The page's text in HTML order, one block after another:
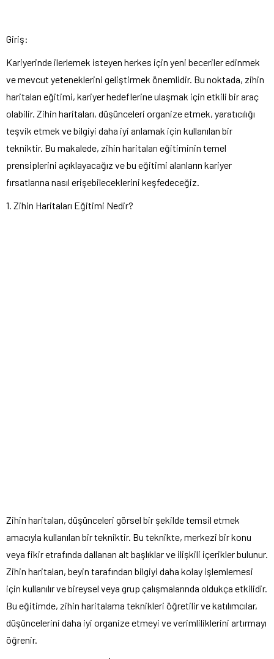
Giriş:
Kariyerinde ilerlemek isteyen herkes için yeni beceriler edinmek
ve mevcut yeteneklerini geliştirmek önemlidir. Bu noktada, zihin
haritaları eğitimi, kariyer hedeflerine ulaşmak için etkili bir araç
olabilir. Zihin haritaları, düşünceleri organize etmek, yaratıcılığı
teşvik etmek ve bilgiyi daha iyi anlamak için kullanılan bir
tekniktir. Bu makalede, zihin haritaları eğitiminin temel
prensiplerini açıklayacağız ve bu eğitimi alanların kariyer
fırsatlarına nasıl erişebileceklerini keşfedeceğiz.
1. Zihin Haritaları Eğitimi Nedir?
Zihin haritaları, düşünceleri görsel bir şekilde temsil etmek
amacıyla kullanılan bir tekniktir. Bu teknikte, merkezi bir konu
veya fikir etrafında dallanan alt başlıklar ve ilişkili içerikler bulunur.
Zihin haritaları, beyin tarafından bilgiyi daha kolay işlemlemesi
için kullanılır ve bireysel veya grup çalışmalarında oldukça etkilidir.
Bu eğitimde, zihin haritalama teknikleri öğretilir ve katılımcılar,
düşüncelerini daha iyi organize etmeyi ve verimliliklerini artırmayı
öğrenir.